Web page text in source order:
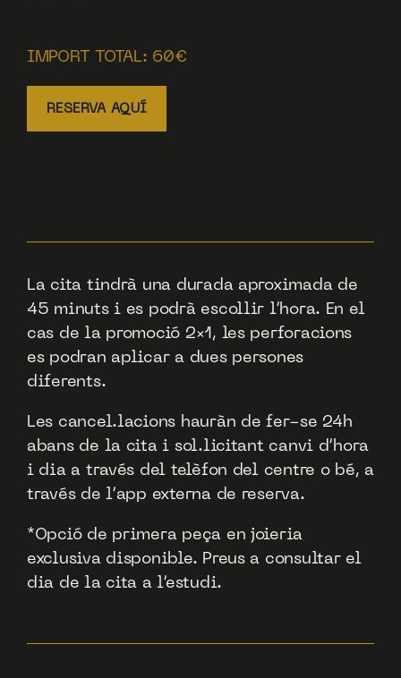
IMPORT TOTAL: 60€
RESERVA AQUÍ
La cita tindrà una durada aproximada de
45 minuts i es podrà escollir l’hora. En el
cas de la promoció 2×1, les perforacions
es podran aplicar a dues persones
diferents.
Les cancel.lacions hauràn de fer-se 24h
abans de la cita i sol.licitant canvi d’hora
i dia a través del telèfon del centre o bé, a
través de l’app externa de reserva.
*Opció de primera peça en joieria
exclusiva disponible. Preus a consultar el
dia de la cita a l’estudi.